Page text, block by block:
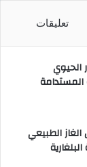
تعليقات
الحيوي
المستدامة
الطبيعي